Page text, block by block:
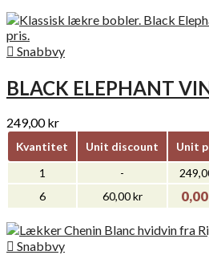
 Snabbvy
BLACK ELEPHANT
249,00 kr
Kvantitet Unit discount
Unit
1
-
6
60,00 kr
 Snabbvy